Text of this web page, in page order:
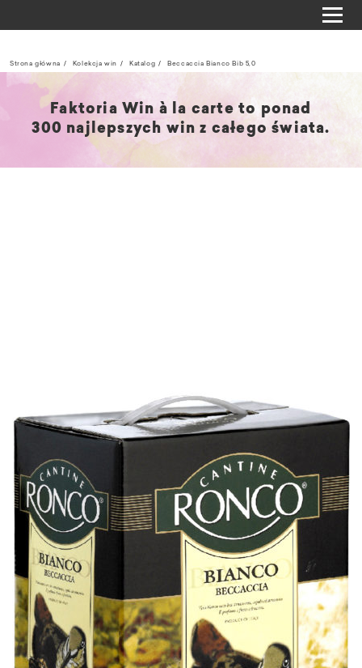
Strona główna Kolekcja win Katalog Beccaccia Bianco Bib 5,0
Faktoria Win à la carte to ponad
300 najlepszych win z całego świata.